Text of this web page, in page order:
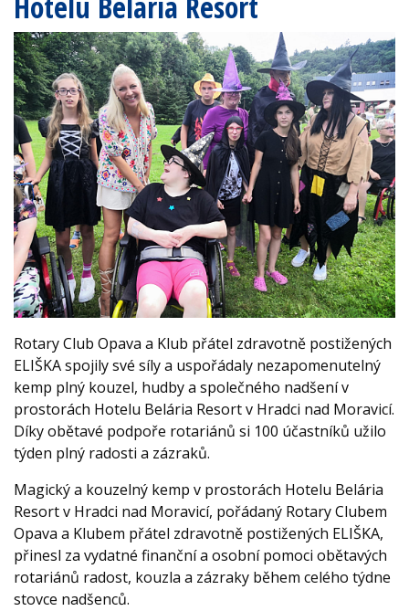
Rotary Club Opava a Klub přátel zdravotně postižených
ELIŠKA spojily své síly a uspořádaly nezapomenutelný
kemp plný kouzel, hudby a společného nadšení v
prostorách Hotelu Belária Resort v Hradci nad Moravicí.
Díky obětavé podpoře rotariánů si 100 účastníků užilo
týden plný radosti a zázraků.
Magický a kouzelný kemp v prostorách Hotelu Belária
Resort v Hradci nad Moravicí, pořádaný Rotary Clubem
Opava a Klubem přátel zdravotně postižených ELIŠKA,
přinesl za vydatné finanční a osobní pomoci obětavých
rotariánů radost, kouzla a zázraky během celého týdne
stovce nadšenců.